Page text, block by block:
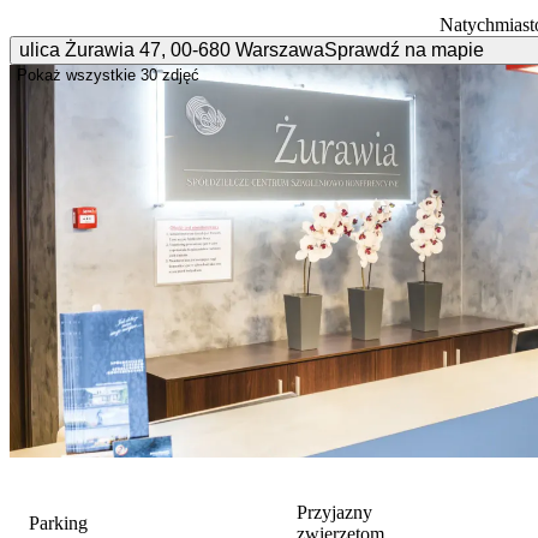
ulica Żurawia 47, 00-680 WarszawaSprawdź na mapie
Pokaż wszystkie 30 zdjęć
Parking
Przyjazny
zwierzętom